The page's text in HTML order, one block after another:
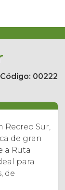
Código: 00222
Recreo Sur,
de gran
a Ruta
para
de